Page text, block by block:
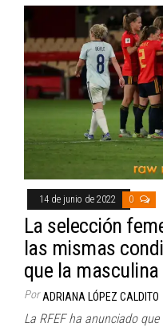
14 de junio de 2022 0
La selección
las mismas
que la masculina
Por ADRIANA LÓPEZ CALDITO
La RFEF ha anunciado